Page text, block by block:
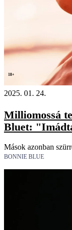
18+
2025. 01. 24.
Milliomossá
Bluet:
Mások azonban
BONNIE BLUE